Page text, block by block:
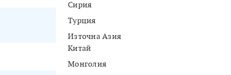
Сирия
Турция
Източна Азия
Китай
Монголия